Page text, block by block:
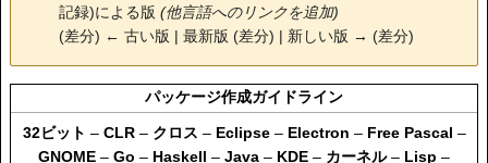
記録)による版 (他言語へのリンクを追加)
(差分) ← 古い版 | 最新版 (差分) | 新しい版 → (差分)
パッケージ作成ガイドライン
32ビット – CLR– クロス – Eclipse– Electron – Free Pascal –
GNOME – Go – Haskell – Java – KDE – カーネル– Lisp –